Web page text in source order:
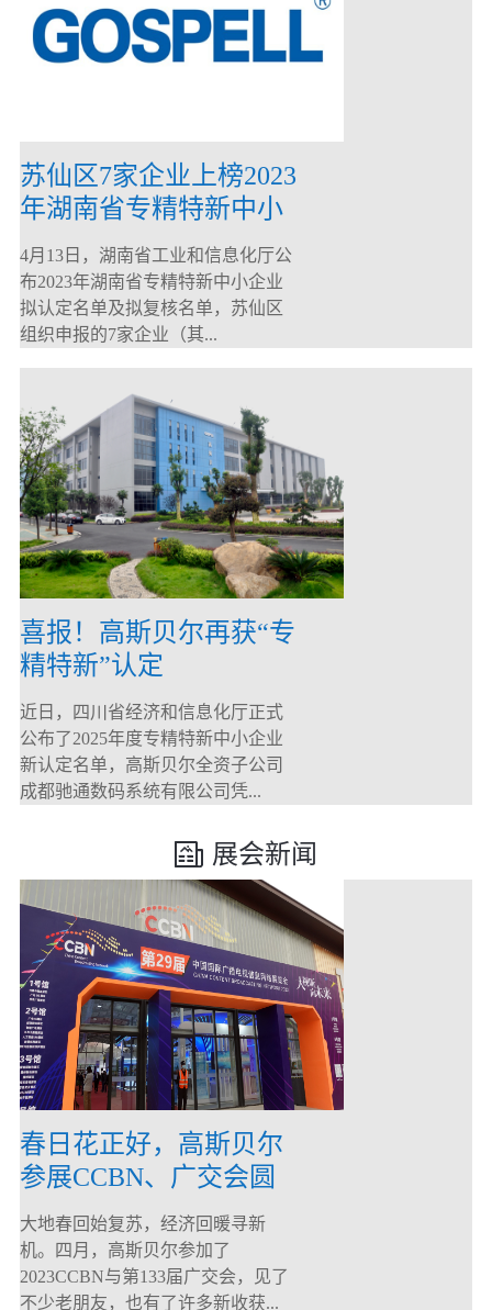
苏仙区7家企业上榜2023
年湖南省专精特新中小
企业
4月13日，湖南省工业和信息化厅公
布2023年湖南省专精特新中小企业
拟认定名单及拟复核名单，苏仙区
组织申报的7家企业（其...
喜报！高斯贝尔再获“专
精特新”认定
近日，四川省经济和信息化厅正式
公布了2025年度专精特新中小企业
新认定名单，高斯贝尔全资子公司
成都驰通数码系统有限公司凭...
展会新闻
春日花正好，高斯贝尔
参展CCBN、广交会圆
满落幕！
大地春回始复苏，经济回暖寻新
机。四月，高斯贝尔参加了
2023CCBN与第133届广交会，见了
不少老朋友，也有了许多新收获...